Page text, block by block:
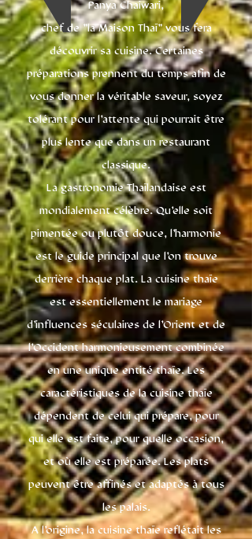
Panya Chaiwari,
chef de "la Maison Thaï" vous fera
découvrir sa cuisine. Certaines
préparations prennent du temps afin de
vous donner la véritable saveur, soyez
tolérant pour l’attente qui pourrait être
plus lente que dans un restaurant
classique.
La gastronomie Thaïlandaise est
mondialement célèbre. Qu'elle soit
pimentée ou plutôt douce, l'harmonie
est le guide principal que l'on trouve
derrière chaque plat. La cuisine thaïe
est essentiellement le mariage
d'influences séculaires de l'Orient et de
l'Occident harmonieusement combinée
en une unique entité thaïe. Les
caractéristiques de la cuisine thaïe
dépendent de celui qui prépare, pour
qui elle est faite, pour quelle occasion,
et où elle est préparée. Les plats
peuvent être affinés et adaptés à tous
les palais.
A l'origine, la cuisine thaïe reflétait les